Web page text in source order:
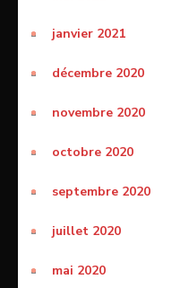
janvier 2021
décembre 2020
novembre 2020
octobre 2020
septembre 2020
juillet 2020
mai 2020